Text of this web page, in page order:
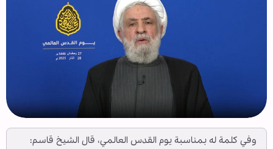
وفي كلمة له بمناسبة يوم القدس العالمي، قال الشيخ قاسم: